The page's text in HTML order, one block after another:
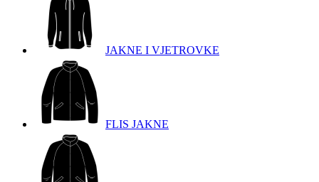
JAKNE I VJETROVKE
FLIS JAKNE